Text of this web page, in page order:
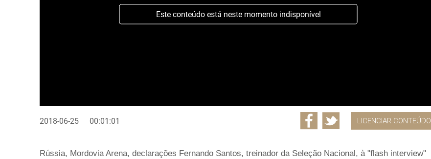
Este conteúdo está neste momento indisponível
2018-06-25 00:01:01 LICENCIAR CONTEÚDO
Rússia, Mordovia Arena, declarações Fernando Santos, treinador da Seleção Nacional, à "flash interview"